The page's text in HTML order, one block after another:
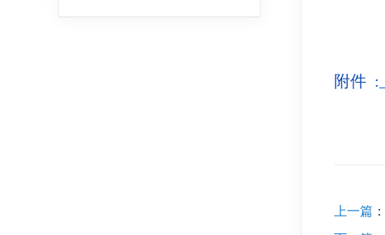
附件 :
上一篇 ：